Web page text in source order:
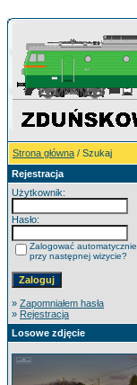
Strona główna / Szukaj
Rejestracja
Użytkownik:
Hasło:
Zalogować automatycznie
przy następnej wizycie?
» Zapomniałem hasła
» Rejestracja
Losowe zdjęcie